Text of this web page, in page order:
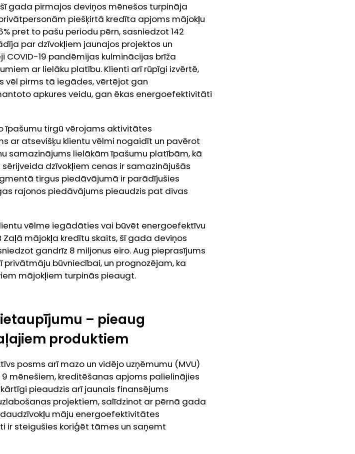
gada pirmajos deviņos mēnešos turpināja
piešķirtā kredīta apjoms mājokļu
pret to pašu periodu pērn, sasniedzot 142
par dzīvokļiem jaunajos projektos un
19 pandēmijas kulminācijas brīža
ar lielāku platību. Klienti arī rūpīgi izvērtē,
vēl pirms tā iegādes, vērtējot gan
apkures veidu, gan ēkas energoefektivitāti
īpašumu tirgū vērojams aktivitātes
ar atsevišķu klientu vēlmi nogaidīt un pavērot
samazinājums lielākām īpašumu platībām, kā
dzīvokļiem cenas ir samazinājušās
tirgus piedāvājumā ir parādījušies
rajonos piedāvājums pieaudzis pat divas
vēlme iegādāties vai būvēt energoefektīvu
Zaļā mājokļa kredītu skaits, šī gada deviņos
gandrīz 8 miljonus eiro. Aug pieprasījums
būvniecībai, un prognozējam, ka
mājokļiem turpinās pieaugt.
– pieaug
produktiem
posms arī mazo un vidējo uzņēmumu (MVU)
mēnešiem, kreditēšanas apjoms palielinājies
pieaudzis arī jaunais finansējums
projektiem, salīdzinot ar pērnā gada
māju energoefektivitātes
ir steigušies koriģēt tāmes un saņemt